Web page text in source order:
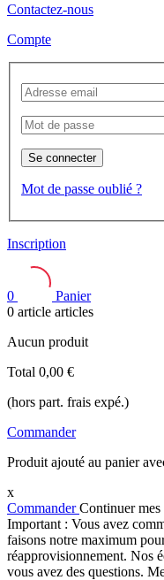
Contactez-nous
Compte
Se connecter
Mot de passe oublié ?
Inscription
0
Panier
0 article articles
Aucun produit
Total 0,00 €
(hors part. frais expé.)
Commander
Produit ajouté au panier
x
CommanderContinuer mes
Important : Vous avez
faisons notre maximum
réapprovisionnement. Nos
vous avez des questions.